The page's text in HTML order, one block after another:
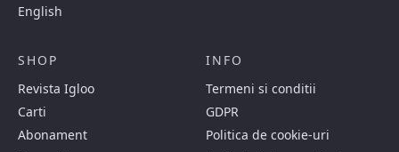
English
SHOP
Revista Igloo
Carti
Abonament
INFO
Termeni si conditii
GDPR
Politica de cookie-uri